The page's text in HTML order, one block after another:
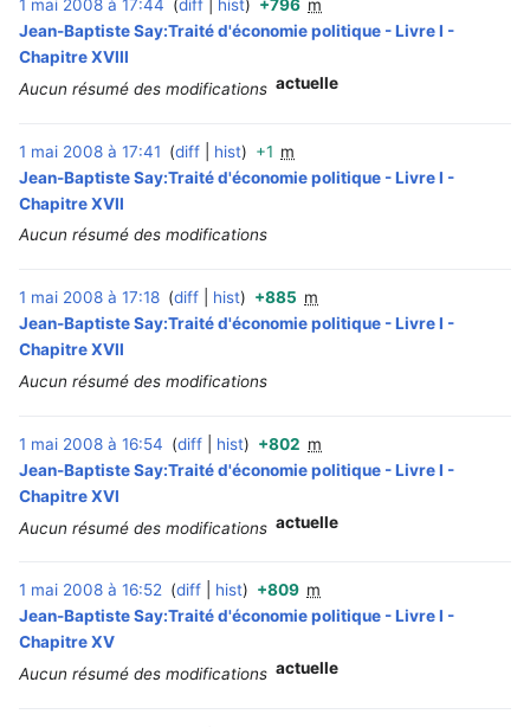
1 mai 2008 à 17:44 diff hist +796 m
Jean-Baptiste Say:Traité d'économie politique - Livre I -
Chapitre XVIII
Aucun résumé des modifications actuelle
1 mai 2008 à 17:41 diff hist +1 m
Jean-Baptiste Say:Traité d'économie politique - Livre I -
Chapitre XVII
Aucun résumé des modifications
1 mai 2008 à 17:18 diff hist +885 m
Jean-Baptiste Say:Traité d'économie politique - Livre I -
Chapitre XVII
Aucun résumé des modifications
1 mai 2008 à 16:54 diff hist +802 m
Jean-Baptiste Say:Traité d'économie politique - Livre I -
Chapitre XVI
Aucun résumé des modifications actuelle
1 mai 2008 à 16:52 diff hist +809 m
Jean-Baptiste Say:Traité d'économie politique - Livre I -
Chapitre XV
Aucun résumé des modifications actuelle